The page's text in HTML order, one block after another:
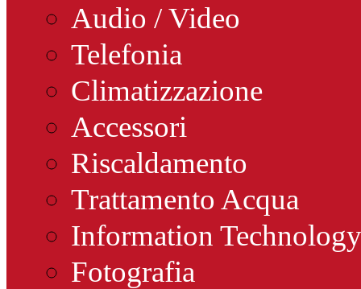
Audio / Video
Telefonia
Climatizzazione
Accessori
Riscaldamento
Trattamento Acqua
Information Technology
Fotografia